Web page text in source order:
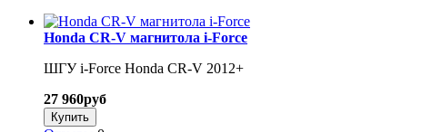
Honda CR-V магнитола i-Force
ШГУ i-Force Honda CR-V 2012+
27 960руб